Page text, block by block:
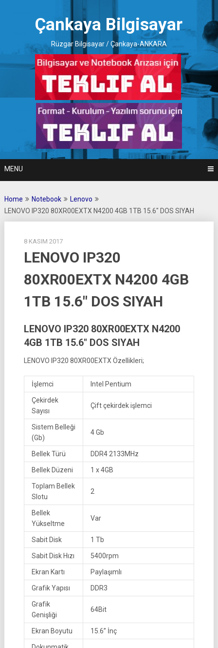
Çankaya Bilgisayar
Rüzgar Bilgisayar / Çankaya-ANKARA
MENU
Home Notebook
Lenovo
LENOVO IP320 80XR00EXTX N4200 4GB 1TB 15.6″ DOS SIYAH
8 KASIM 2017
LENOVO IP320
80XR00EXTX N4200 4GB
1TB 15.6″ DOS SIYAH
LENOVO IP320 80XR00EXTX N4200
4GB 1TB 15.6″ DOS SIYAH
LENOVO IP320 80XR00EXTX Özellikleri;
İşlemci Intel Pentium
Çekirdek
Sayısı
Çift çekirdek işlemci
Sistem Belleği
(Gb)
4 Gb
Bellek Türü DDR4 2133MHz
Bellek Düzeni 1 x 4GB
Toplam Bellek
Slotu
2
Bellek
Yükseltme
Var
Sabit Disk 1 Tb
Sabit Disk Hızı 5400rpm
Ekran Kartı Paylaşımlı
Grafik Yapısı DDR3
Grafik
Genişliği
64Bit
Ekran Boyutu 15.6” İnç